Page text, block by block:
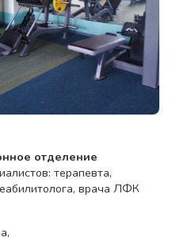
отделение
терапевта,
врача ЛФК